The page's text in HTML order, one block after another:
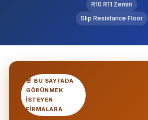
R10 R11 Zemin
Slip Resistance Floor
🚨 BU SAYFADA
GÖRÜNMEK
ISTEYEN
FIRMALARA